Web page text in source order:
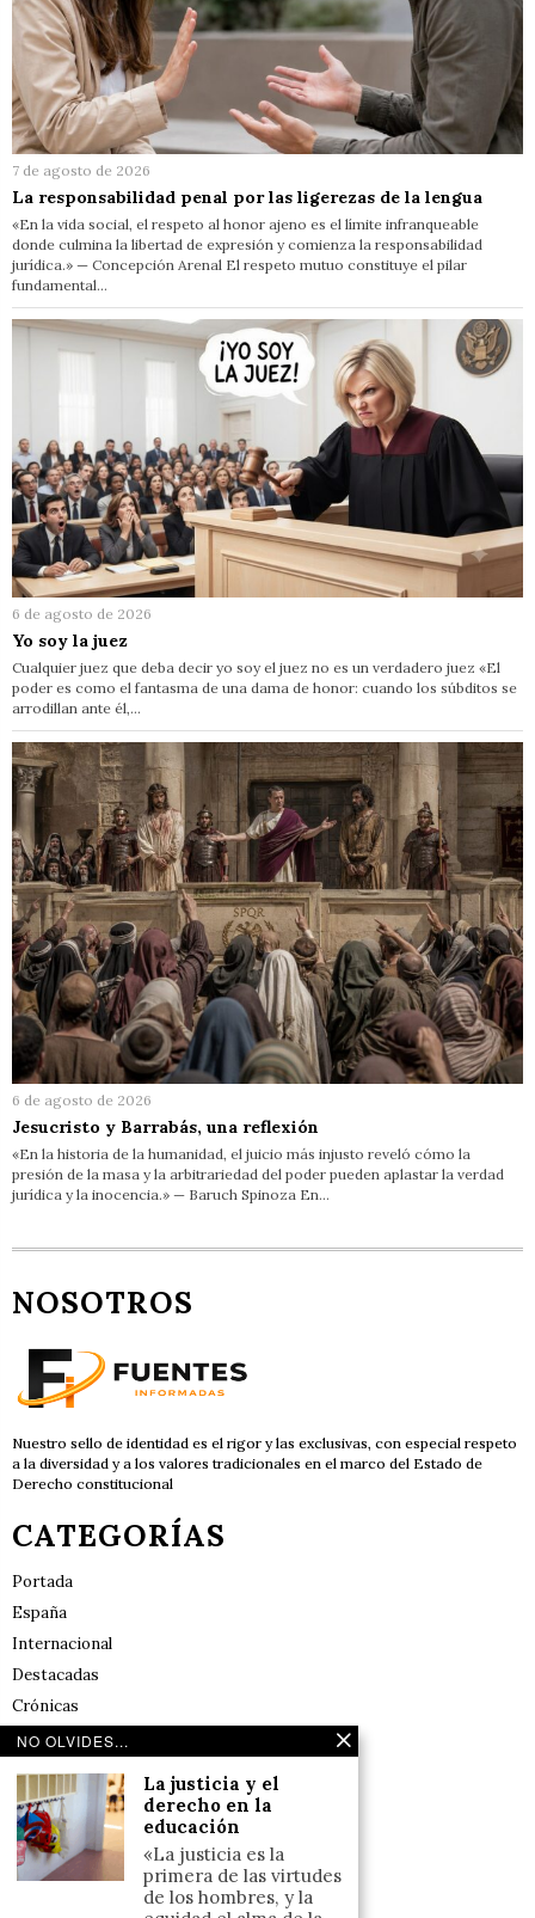
7 de agosto de 2026
La responsabilidad penal por las ligerezas de la lengua
«En la vida social, el respeto al honor ajeno es el límite infranqueable
donde culmina la libertad de expresión y comienza la responsabilidad
jurídica.» — Concepción Arenal El respeto mutuo constituye el pilar
fundamental…
6 de agosto de 2026
Yo soy la juez
Cualquier juez que deba decir yo soy el juez no es un verdadero juez «El
poder es como el fantasma de una dama de honor: cuando los súbditos se
arrodillan ante él,…
6 de agosto de 2026
Jesucristo y Barrabás, una reflexión
«En la historia de la humanidad, el juicio más injusto reveló cómo la
presión de la masa y la arbitrariedad del poder pueden aplastar la verdad
jurídica y la inocencia.» — Baruch Spinoza En…
NOSOTROS
Nuestro sello de identidad es el rigor y las exclusivas, con especial respeto
a la diversidad y a los valores tradicionales en el marco del Estado de
Derecho constitucional
CATEGORÍAS
Portada
España
Internacional
Destacadas
Crónicas
Noticias de deportes en España
Reflexiones
LINKS
NO OLVIDES...
La justicia y el
derecho en la
educación
«La justicia es la
primera de las virtudes
de los hombres, y la